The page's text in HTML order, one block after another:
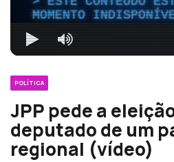
MOMENTO
POLÍTICA
JPP pede a
deputado de um
regional (vídeo)